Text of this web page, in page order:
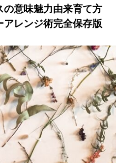
意味魅力由来育て方
レンジ術完全保存版